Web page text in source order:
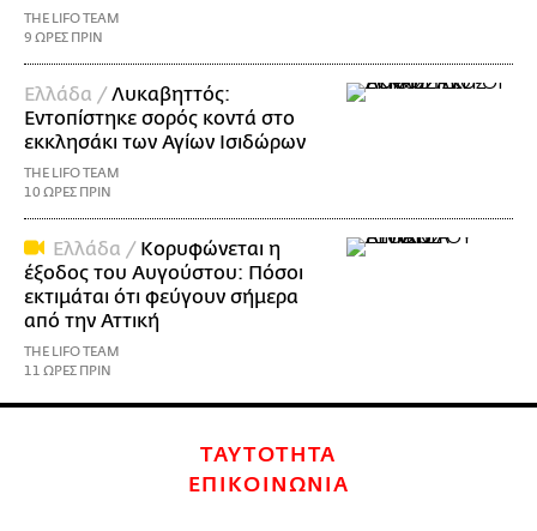
THE LIFO TEAM
9 ΩΡΕΣ ΠΡΙΝ
Ελλάδα /Λυκαβηττός:
Εντοπίστηκε σορός κοντά στο
εκκλησάκι των Αγίων Ισιδώρων
THE LIFO TEAM
10 ΩΡΕΣ ΠΡΙΝ
Ελλάδα / Κορυφώνεται η
έξοδος του Αυγούστου: Πόσοι
εκτιμάται ότι φεύγουν σήμερα
από την Αττική
THE LIFO TEAM
11 ΩΡΕΣ ΠΡΙΝ
ΤΑΥΤΟΤΗΤΑ
ΕΠΙΚΟΙΝΩΝΙΑ